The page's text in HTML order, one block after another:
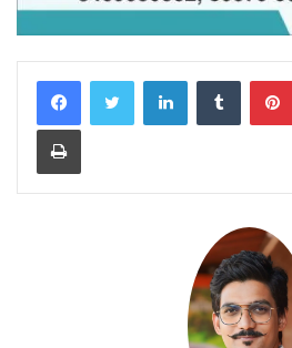
LinkedInTumblr
Print